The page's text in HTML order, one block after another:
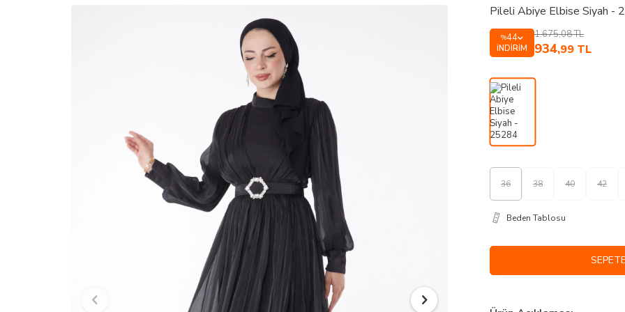
Pileli Abiye Elbise Siyah -
%44
İNDIRIM
1.675,08TL
934,99 TL
36 38 40 42
Beden Tablosu